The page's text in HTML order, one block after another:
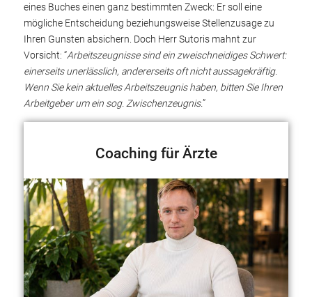
eines Buches einen ganz bestimmten Zweck: Er soll eine
mögliche Entscheidung beziehungsweise Stellenzusage zu
Ihren Gunsten absichern. Doch Herr Sutoris mahnt zur
Vorsicht: “Arbeitszeugnisse sind ein zweischneidiges Schwert:
einerseits unerlässlich, andererseits oft nicht aussagekräftig.
Wenn Sie kein aktuelles Arbeitszeugnis haben, bitten Sie Ihren
Arbeitgeber um ein sog. Zwischenzeugnis.”
Coaching für Ärzte